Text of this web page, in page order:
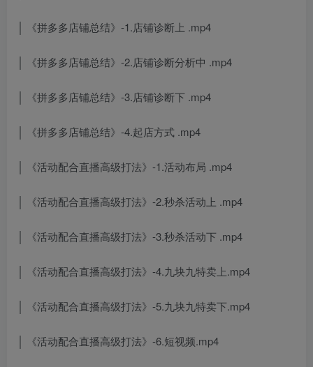
│ 《拼多多店铺总结》-1.店铺诊断上 .mp4
│ 《拼多多店铺总结》-2.店铺诊断分析中 .mp4
│ 《拼多多店铺总结》-3.店铺诊断下 .mp4
│ 《拼多多店铺总结》-4.起店方式 .mp4
│ 《活动配合直播高级打法》-1.活动布局 .mp4
│ 《活动配合直播高级打法》-2.秒杀活动上 .mp4
│ 《活动配合直播高级打法》-3.秒杀活动下 .mp4
│ 《活动配合直播高级打法》-4.九块九特卖上.mp4
│ 《活动配合直播高级打法》-5.九块九特卖下.mp4
│ 《活动配合直播高级打法》-6.短视频.mp4